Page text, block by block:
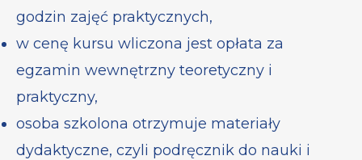
godzin zajęć praktycznych,
w cenę kursu wliczona jest opłata za
egzamin wewnętrzny teoretyczny i
praktyczny,
osoba szkolona otrzymuje materiały
dydaktyczne, czyli podręcznik do nauki i